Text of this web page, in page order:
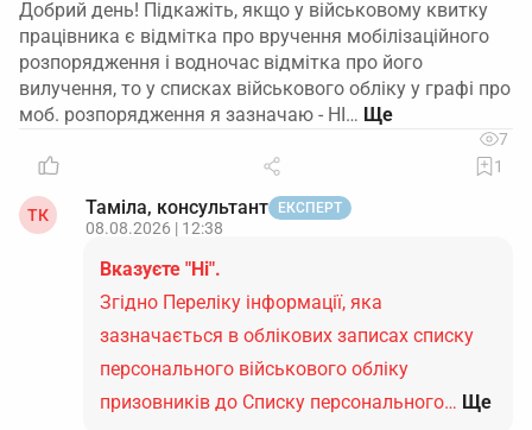
Добрий день! Підкажіть, якщо у військовому квитку
працівника є відмітка про вручення мобілізаційного
розпорядження і водночас відмітка про його
вилучення, то у списках військового обліку у графі про
моб. розпорядження я зазначаю - НІ…
7
1
ТК Таміла, консультант ЕКСПЕРТ
08.08.2026 | 12:38
Вказуєте "Ні".
Згідно Переліку інформації, яка
зазначається в облікових записах списку
персонального військового обліку
призовників до Списку персонального… Ще